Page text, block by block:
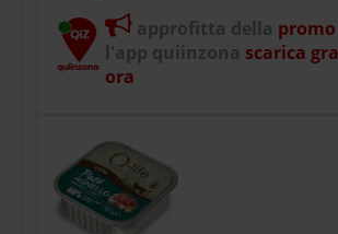
approfitta della promo
l'app quiinzona scarica
ora